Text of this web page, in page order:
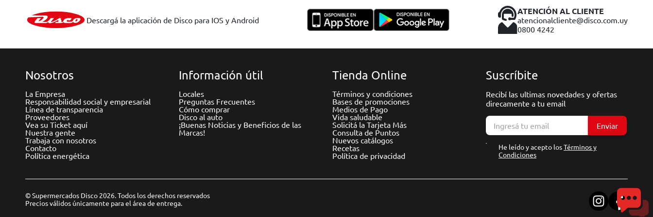
Descargá la aplicación de Disco para IOS y Android
ATENCIÓN AL CLIENTE
atencionalcliente@disco.com.uy
0800 4242
Nosotros
La Empresa
Responsabilidad social y empresarial
Línea de transparencia
Proveedores
Vea su Ticket aquí
Nuestra gente
Trabaja con nosotros
Contacto
Política energética
Información útil
Locales
Preguntas Frecuentes
Cómo comprar
Disco al auto
¡Buenas Noticias y Beneficios de las
Marcas!
Tienda Online
Términos y condiciones
Bases de promociones
Medios de Pago
Vida saludable
Solicitá la Tarjeta Más
Consulta de Puntos
Nuevos catálogos
Recetas
Política de privacidad
Suscríbite
Recibí las ultimas novedades y ofertas
direcamente a tu email
Enviar
He leído y acepto losTérminos y
Condiciones
© Supermercados Disco 2026. Todos los derechos reservados
Precios válidos únicamente para el área de entrega.